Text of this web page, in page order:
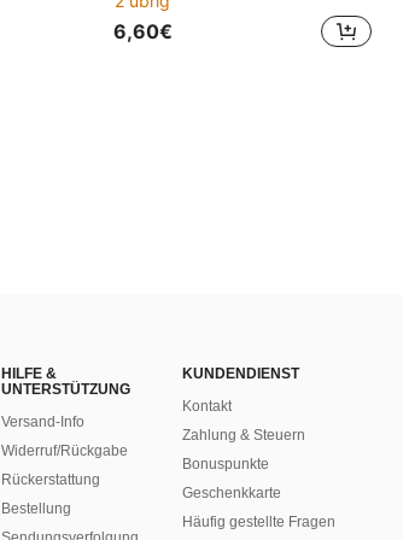
6,60€
HILFE &
UNTERSTÜTZUNG
Versand-Info
Widerruf/Rückgabe
Rückerstattung
Bestellung
KUNDENDIENST
Kontakt
Zahlung & Steuern
Bonuspunkte
Geschenkkarte
Häufig gestellte Fragen